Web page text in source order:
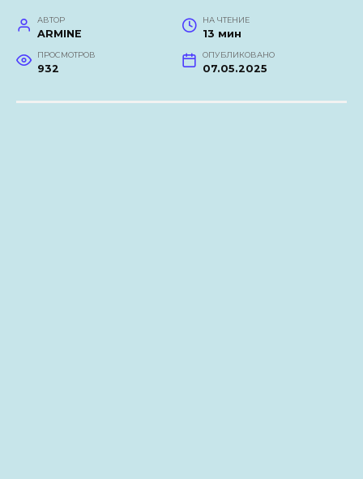
АВТОР
ARMINE
НА ЧТЕНИЕ
13 мин
ПРОСМОТРОВ
932
ОПУБЛИКОВАНО
07.05.2025